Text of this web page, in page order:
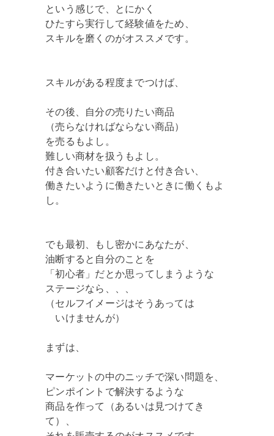
という感じで、とにかく
ひたすら実行して経験値をため、
スキルを磨くのがオススメです。
スキルがある程度までつけば、
その後、自分の売りたい商品
（売らなければならない商品）
を売るもよし。
難しい商材を扱うもよし。
付き合いたい顧客だけと付き合い、
働きたいように働きたいときに働くもよ
し。
でも最初、もし密かにあなたが、
油断すると自分のことを
「初心者」だとか思ってしまうような
ステージなら、、、
（セルフイメージはそうあっては
いけませんが）
まずは、
マーケットの中のニッチで深い問題を、
ピンポイントで解決するような
商品を作って（あるいは見つけてき
て）、